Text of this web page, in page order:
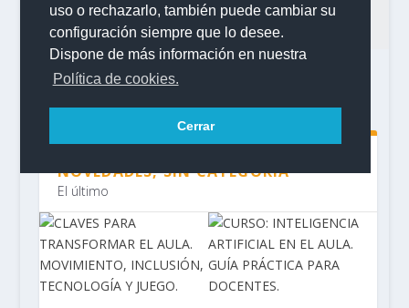
uso o rechazarlo, también puede cambiar su
configuración siempre que lo desee.
Dispone de más información en nuestra
Política de cookies.
Cerrar
NOVEDADES, SIN CATEGORÍA
El último